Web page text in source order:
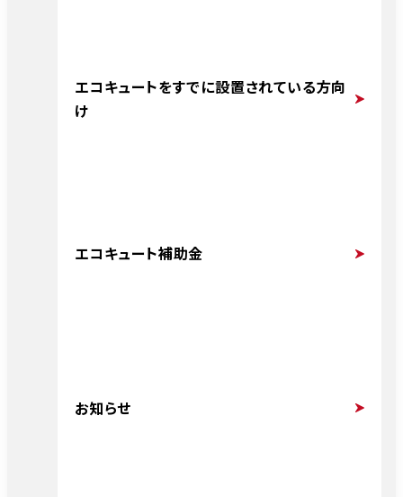
エコキュートをすでに設置されている方向
け
エコキュート補助金
お知らせ